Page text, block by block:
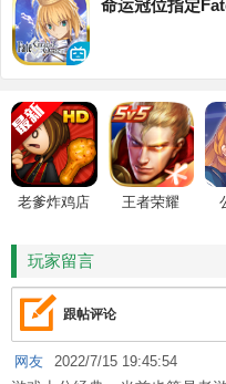
老爹炸鸡店
王者荣耀
玩家留言
跟帖评论
网友 2022/7/15 19:45:54